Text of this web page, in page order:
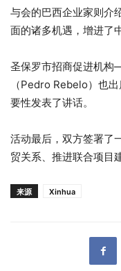
与会的巴西企业家则介
面的诸多机遇，增进了
圣保罗市招商促进机
（Pedro Rebelo）也
要性发表了讲话。
活动最后，双方签署了
贸关系、推进联合项目
来源 Xinhua